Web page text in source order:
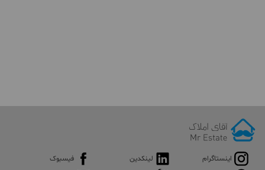
اینستاگرام لینکدین
فیسبوک